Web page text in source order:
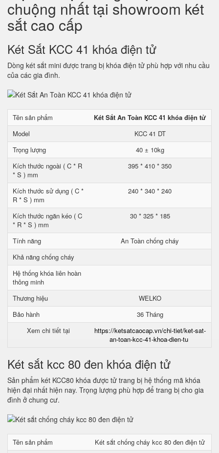
chuộng nhất tại showroom két
sắt cao cấp
Két Sắt KCC 41 khóa điện tử
Dòng két sắt mini được trang bị khóa điện tử phù hợp với nhu cầu
của các gia đình.
Tên sản phẩm
Két Sắt An Toàn KCC 41 khóa điện tử
Model
KCC 41 DT
Trọng lượng
40 ± 10kg
Kích thước ngoài ( C * R
* S ) mm
395 * 410 * 350
Kích thước sử dụng ( C *
R * S ) mm
240 * 340 * 240
Kích thước ngăn kéo ( C
* R * S ) mm
30 * 325 * 185
Tính năng
An Toàn chống cháy
Khả năng chống cháy
Hệ thống khóa liên hoàn
thông minh
Thương hiệu
WELKO
Bảo hành
36 Tháng
Xem chi tiết tại
https://ketsatcaocap.vn/chi-tiet/ket-sat-
an-toan-kcc-41-khoa-dien-tu
Két sắt kcc 80 đen khóa điện tử
Sản phẩm két KCC80 khóa được tử trang bị hệ thống mã khóa
hiện đại nhất hiện nay. Trọng lượng phù hợp để trang bị cho gia
đình ở chung cư.
Tên sản phẩm
Két sắt chống cháy kcc 80 đen điện tử